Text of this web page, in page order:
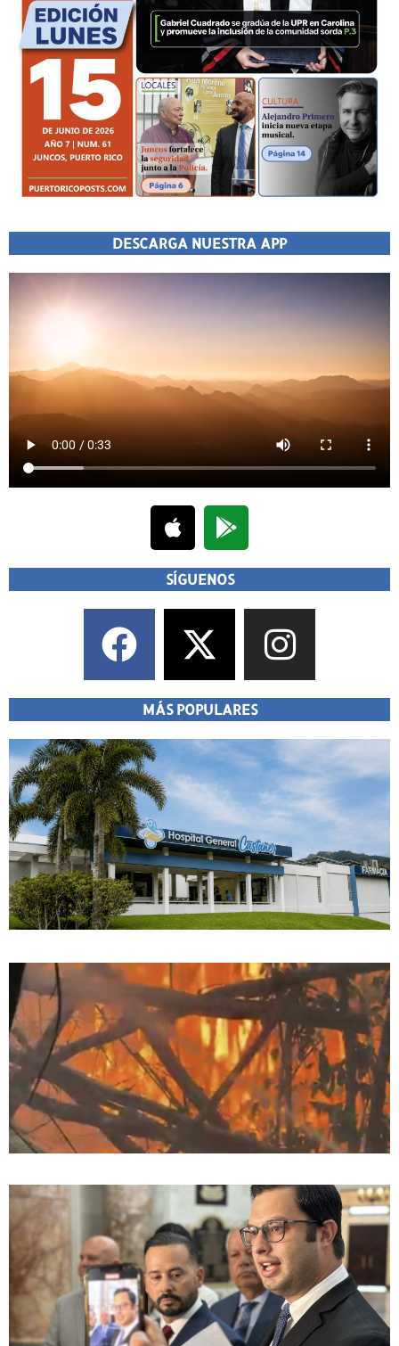
DESCARGA NUESTRA APP
SÍGUENOS
MÁS POPULARES